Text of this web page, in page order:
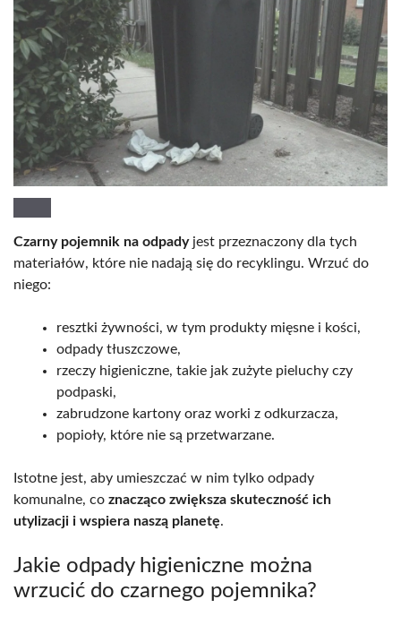
Czarny pojemnik na odpadyjest przeznaczony dla tych
materiałów, które nie nadają się do recyklingu. Wrzuć do
niego:
resztki żywności, w tym produkty mięsne i kości,
odpady tłuszczowe,
rzeczy higieniczne, takie jak zużyte pieluchy czy
podpaski,
zabrudzone kartony oraz worki z odkurzacza,
popioły, które nie są przetwarzane.
Istotne jest, aby umieszczać w nim tylko odpady
komunalne, co znacząco zwiększa skuteczność ich
utylizacji i wspiera naszą planetę.
Jakie odpady higieniczne można
wrzucić do czarnego pojemnika?